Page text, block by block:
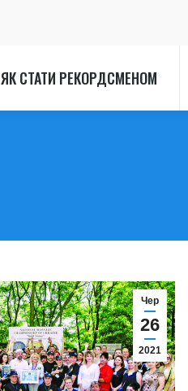
ЯК СТАТИ РЕКОРДСМЕНОМ
Чер
26
2021